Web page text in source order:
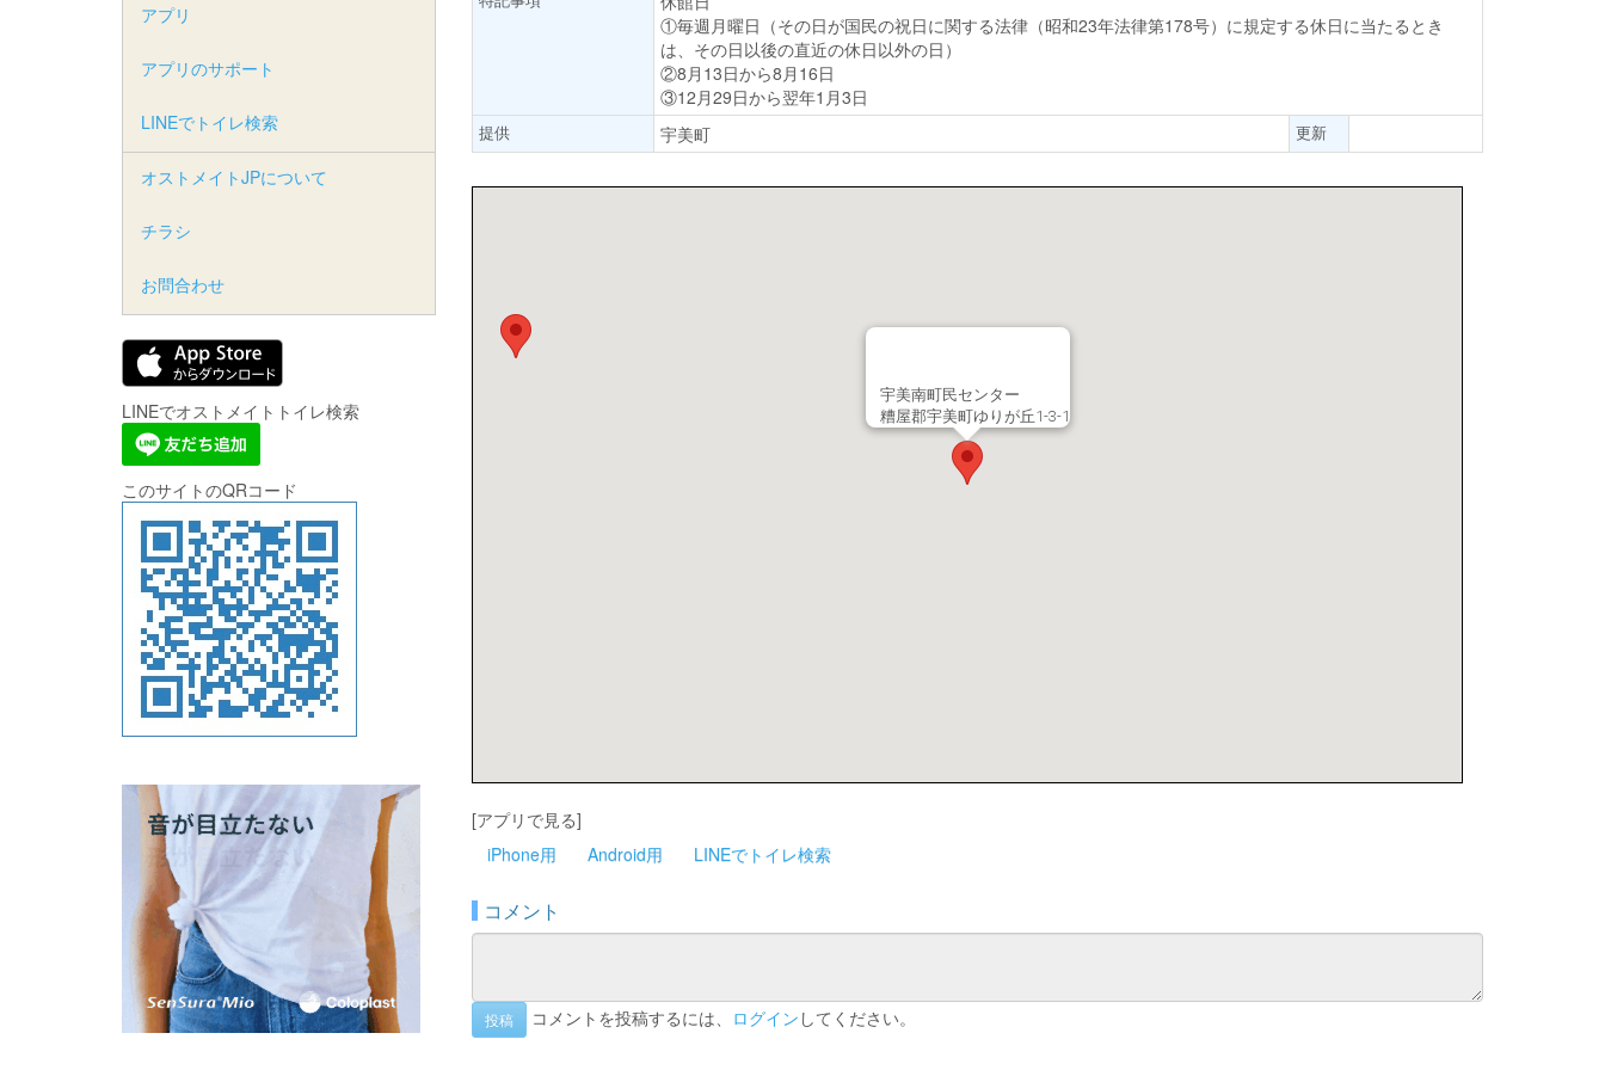
①毎週月曜日（その日が国民の祝日に関する法律（昭和23年法律第178号）に規定する休日に当たるとき
は、その日以後の直近の休日以外の日）
②8月13日から8月16日
③12月29日から翌年1月3日
提供 宇美町 更新
宇美南町民センター
糟屋郡宇美町ゆりが丘1-3-1
[アプリで見る]
iPhone用
Android用 LINEでトイレ検索
コメント
投稿 コメントを投稿するには、 ログイン してください。
アプリ
アプリのサポート
LINEでトイレ検索
オストメイトJPについて
チラシ
お問合わせ
LINEでオストメイトトイレ検索
このサイトのQRコード